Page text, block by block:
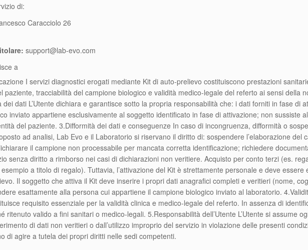
di:
Caracciolo 26
support@lab-evo.com
a
I servizi diagnostici erogati mediante Kit di auto-prelievo costituiscono prestazioni
paziente, tracciabilità del campione biologico e validità medico-legale del referto ai sensi della
dati L’Utente dichiara e garantisce sotto la propria responsabilità che: i dati forniti in fase di
inviato appartiene esclusivamente al soggetto identificato in fase di attivazione; non sussiste
del paziente. 3.Difformità dei dati e conseguenze In caso di incongruenza, difformità o
ad analisi, Lab Evo e il Laboratorio si riservano il diritto di: sospendere l’elaborazione del
il campione non processabile per mancata corretta identificazione; richiedere
senza diritto a rimborso nei casi di dichiarazioni non veritiere. Acquisto per conto terzi (es.
a titolo di regalo). Tuttavia, l’attivazione del Kit è strettamente personale e deve
Il soggetto che attiva il Kit deve inserire i propri dati anagrafici completi e veritieri (nome,
esattamente alla persona cui appartiene il campione biologico inviato al laboratorio.
requisito essenziale per la validità clinica e medico-legale del referto. In assenza di
ritenuto valido a fini sanitari o medico-legali. 5.Responsabilità dell’Utente L’Utente si assume
di dati non veritieri o dall’utilizzo improprio del servizio in violazione delle presenti
di agire a tutela dei propri diritti nelle sedi competenti.